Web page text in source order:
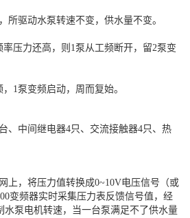
所驱动水泵转速不变，供水量不变。
压力还高，则1泵从工频断开，留2泵变
1泵变频启动，周而复始。
、中间继电器4只、交流接触器4只、热
，将压力值转换成0~10V电压信号（或
变频器实时采集压力表反馈信号值，经
水泵电机转速，当一台泵满足不了供水量